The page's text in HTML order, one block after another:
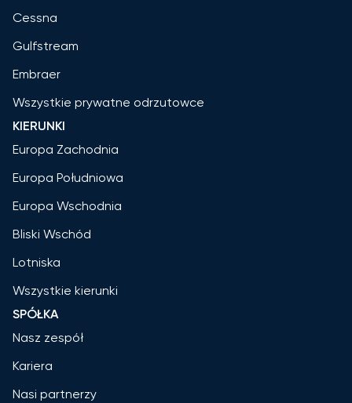
Cessna
Gulfstream
Embraer
Wszystkie prywatne odrzutowce
KIERUNKI
Europa Zachodnia
Europa Południowa
Europa Wschodnia
Bliski Wschód
Lotniska
Wszystkie kierunki
SPÓŁKA
Nasz zespół
Kariera
Nasi partnerzy